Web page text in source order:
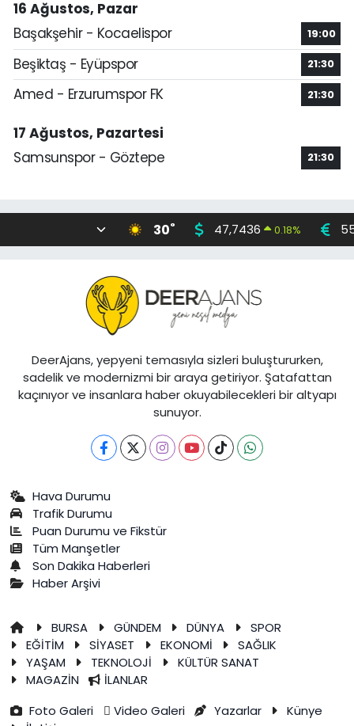
16 Ağustos, Pazar
Başakşehir - Kocaelispor
19:00
Beşiktaş - Eyüpspor 21:30
Amed - Erzurumspor FK 21:30
17 Ağustos, Pazartesi
Samsunspor - Göztepe
21:30
30° 47,7436 0.18%
DeerAjans, yepyeni temasıyla sizleri buluştururken,
sadelik ve modernizmi bir araya getiriyor. Şatafattan
kaçınıyor ve insanlara haber okuyabilecekleri bir altyapı
sunuyor.
Hava Durumu
Trafik Durumu
Puan Durumu ve Fikstür
Tüm Manşetler
Son Dakika Haberleri
Haber Arşivi
BURSA GÜNDEM DÜNYA
SPOR
EĞİTİM
SİYASET EKONOMİ
SAĞLIK
YAŞAM
TEKNOLOJİ
KÜLTÜR SANAT
MAGAZİN
İLANLAR
Foto Galeri
Video Galeri Yazarlar
Künye